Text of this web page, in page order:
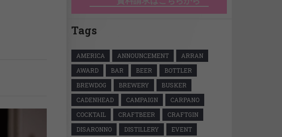
Tags
AMERICA ANNOUNCEMENT
ARRAN
AWARD
BAR BEER
BOTTLER
BREWDOG
BREWERY
BUSKER
CADENHEAD
CAMPAIGN
CARPANO
COCKTAIL
CRAFTBEER
CRAFTGIN
DISARONNO
DISTILLERY
EVENT